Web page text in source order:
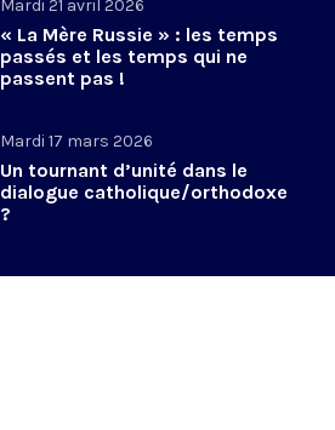
Mardi 21 avril 2026
« La Mère Russie » : les temps
passés et les temps qui ne
passent pas !
Mardi 17 mars 2026
Un tournant d’unité dans le
dialogue catholique/orthodoxe
?